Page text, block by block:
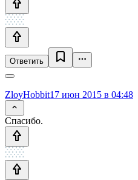
Ответить
ZloyHobbit17 июн 2015 в 04:48
Спасибо.